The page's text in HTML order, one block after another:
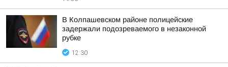
В Колпашевском районе полицейские
задержали подозреваемого в незаконной
рубке
12:30